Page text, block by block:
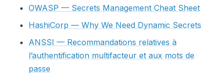
OWASP — Secrets Management Cheat Sheet
HashiCorp — Why We Need Dynamic Secrets
ANSSI — Recommandations relatives à
l’authentification multifacteur et aux mots de
passe